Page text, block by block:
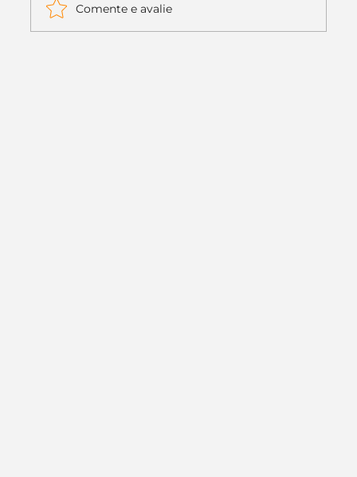
Comente e avalie